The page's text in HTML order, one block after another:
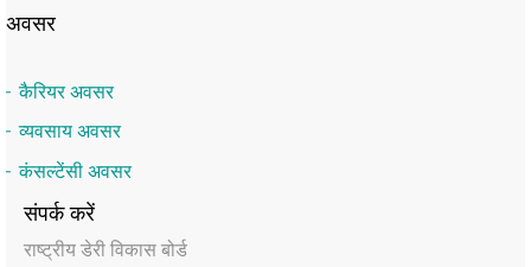
अवसर
कैरियर अवसर
व्यवसाय अवसर
कंसल्टेंसी अवसर
संपर्क करें
राष्‍ट्रीय डेरी विकास बोर्ड